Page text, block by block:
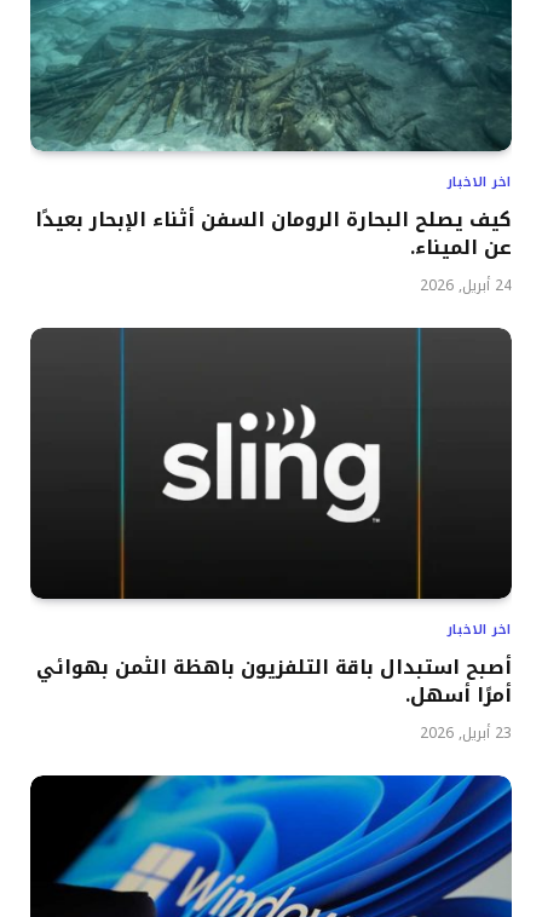
اخر الاخبار
كيف يصلح البحارة الرومان السفن أثناء الإبحار بعيدًا
عن الميناء.
24 أبريل, 2026
اخر الاخبار
أصبح استبدال باقة التلفزيون باهظة الثمن بهوائي
أمرًا أسهل.
23 أبريل, 2026